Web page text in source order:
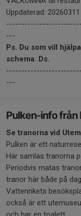
Uppdaterad: 20260311
---
Ps. Du som vill
schema. Ds.
---
Pulken-info
Se tranorna vid
Pulken är ett
Här samlas tranorna
Periodvis matas
tranor här både på
Vattenrikets
också är ett